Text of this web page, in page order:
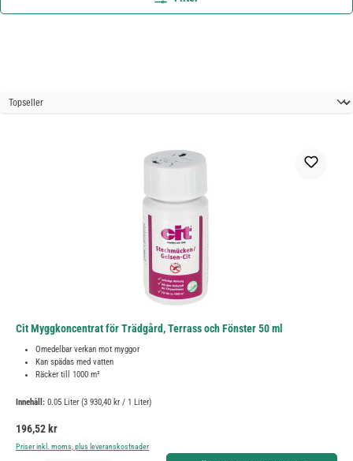
Cit Myggkoncentrat för Trädgård, Terrass och Fönster 50 ml
Omedelbar verkan mot myggor
Kan spädas med vatten
Räcker till 1000 m²
Innehåll: 0.05 Liter (3 930,40 kr / 1 Liter)
Ordinarie pris:
196,52 kr
Priser inkl. moms, plus leveranskostnader
Produktkvantitet: Ange önskat belopp eller använd knapparna för att öka eller minska kvantiteten.